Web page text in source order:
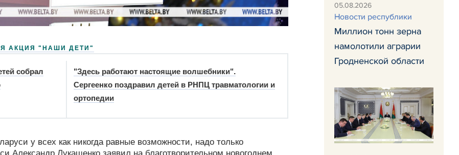
АКЦИЯ "НАШИ ДЕТИ"
собрал
"Здесь работают настоящие волшебники".
Сергеенко поздравил детей в РНПЦ травматологии и
ортопедии
у всех как никогда равные возможности, надо только
05.08.2026
Новости республики
Миллион тонн зерна
намолотили аграрии
Гродненской области